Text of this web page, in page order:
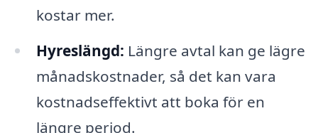
kostar mer.
Hyreslängd: Längre avtal kan ge lägre
månadskostnader, så det kan vara
kostnadseffektivt att boka för en
längre period.